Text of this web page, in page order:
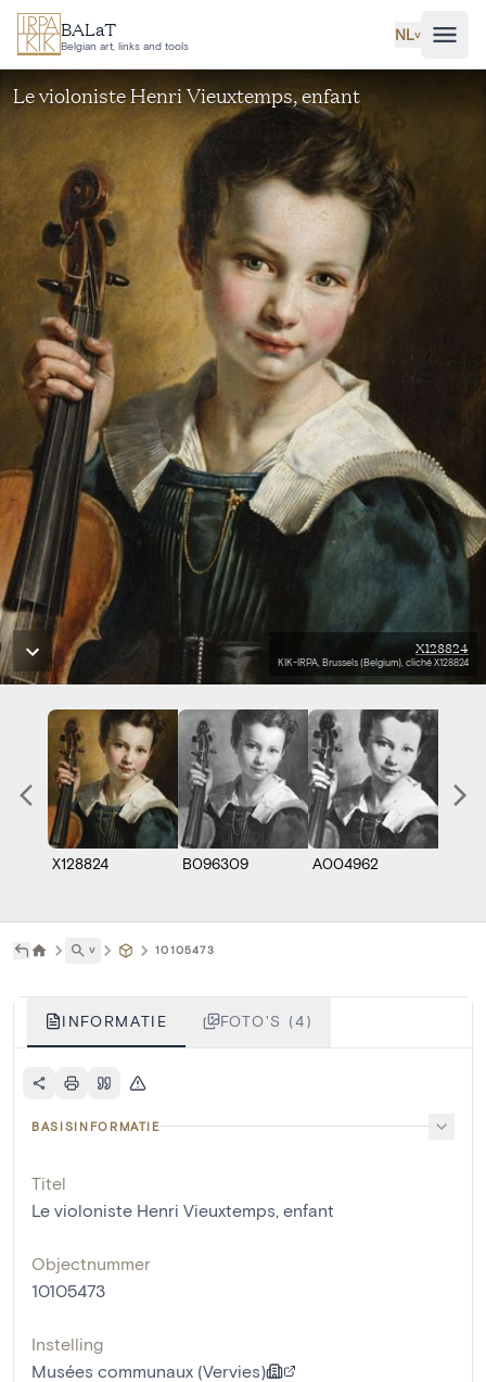
Ga naar hoofdinhoud
BALaT
Belgian art, links and tools
NL˅
Le violoniste Henri Vieuxtemps, enfant
X128824
KIK-IRPA, Brussels (Belgium), cliché X128824
X128824 B096309 A004962
˅ 10105473
INFORMATIE FOTO'S (4)
BASISINFORMATIE
Titel
Le violoniste Henri Vieuxtemps, enfant
Objectnummer
10105473
Instelling
Musées communaux (Vervies)